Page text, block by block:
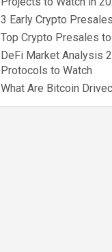
3 Early Crypto
Top Crypto Presales
DeFi Market Analysis
Protocols to Watch
What Are Bitcoin